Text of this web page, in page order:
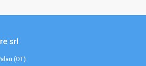
srl
(OT)